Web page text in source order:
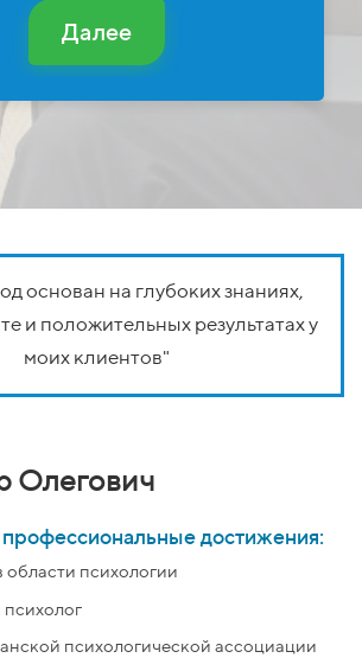
Далее
основан на глубоких знаниях,
и положительных результатах у
моих клиентов"
Олегович
достижения:
области психологии
психологической ассоциации